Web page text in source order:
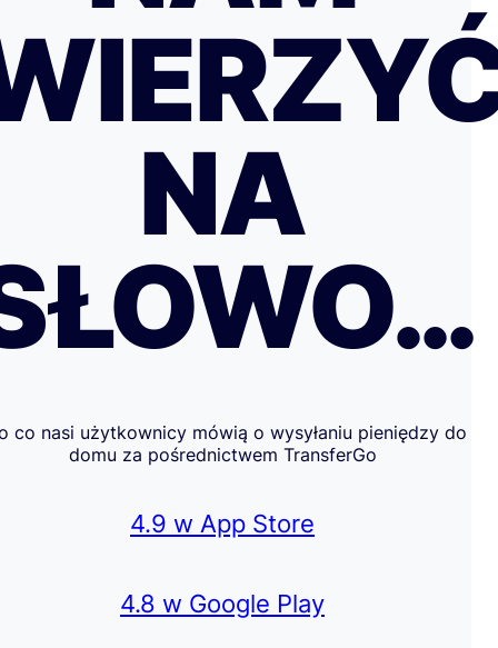
NA
co nasi użytkownicy mówią o wysyłaniu pieniędzy do
domu za pośrednictwem TransferGo
4.9 w App Store
4.8 w Google Play